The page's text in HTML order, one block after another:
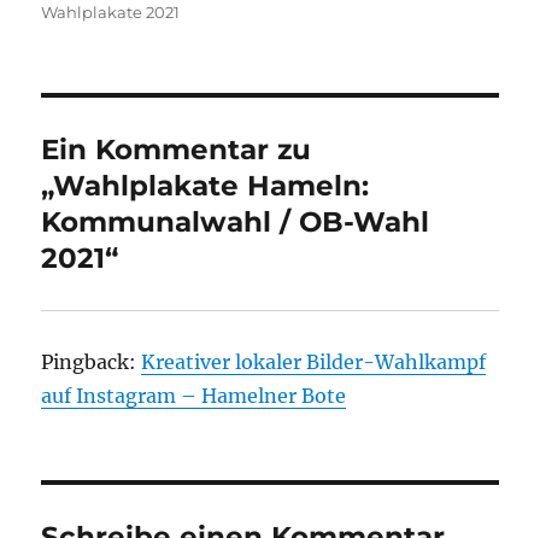
Wahlplakate 2021
Ein Kommentar zu
„Wahlplakate Hameln:
Kommunalwahl / OB-Wahl
2021“
Pingback:Kreativer lokaler Bilder-Wahlkampf
auf Instagram – Hamelner Bote